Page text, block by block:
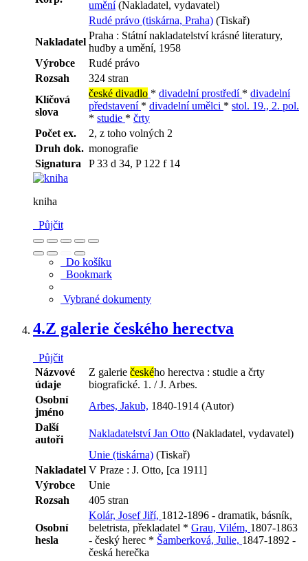
umění(Nakladatel, vydavatel)
Rudé právo (tiskárna, Praha) (Tiskař)
Nakladatel
Praha : Státní nakladatelství krásné literatury,
hudby a umění, 1958
Výrobce
Rudé právo
Rozsah
324 stran
Klíčová
slova
české divadlo * divadelní prostředí * divadelní
představení * divadelní umělci * stol. 19., 2. pol.
* studie * črty
Počet ex.
2, z toho volných 2
Druh dok. monografie
Signatura
P 33 d 34, P 122 f 14
kniha
Půjčit
Do košíku
Bookmark
Vybrané dokumenty
4.Z galerie českého herectva
Půjčit
Názvové
údaje
Z galerie českého herectva : studie a črty
biografické. 1. / J. Arbes.
Osobní
jméno
Arbes, Jakub, 1840-1914 (Autor)
Další
autoři
Nakladatelství Jan Otto (Nakladatel, vydavatel)
Unie (tiskárna) (Tiskař)
Nakladatel V Praze : J. Otto, [ca 1911]
Výrobce
Unie
Rozsah
405 stran
Osobní
hesla
Kolár, Josef Jiří, 1812-1896 - dramatik, básník,
beletrista, překladatel * Grau, Vilém, 1807-1863
- český herec * Šamberková, Julie, 1847-1892 -
česká herečka